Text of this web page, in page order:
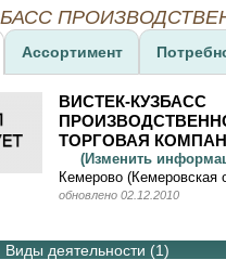
Ассортимент
ВИСТЕК-КУЗБАСС
ТОРГОВАЯ
(Изменить
Кемерово (Кемеровская
обновлено 02.12.2010
Виды деятельности (1)